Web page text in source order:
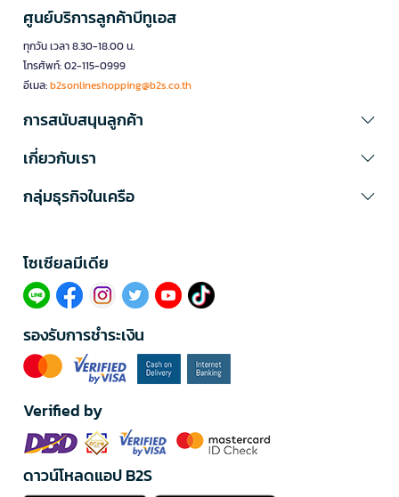
ศูนย์บริการลูกค้าบีทูเอส
ทุกวัน เวลา 8.30-18.00 น.
โทรศัพท์: 02-115-0999
อีเมล:b2sonlineshopping@b2s.co.th
การสนับสนุนลูกค้า
เกี่ยวกับเรา
กลุ่มธุรกิจในเครือ
โซเซียลมีเดีย​
รองรับการชำระเงิน
Verified by
ดาวน์โหลดแอป B2S